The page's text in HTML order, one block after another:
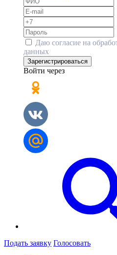
Даю согласие на
данных
Зарегистрироваться
Войти через
Подать заявку Голосовать